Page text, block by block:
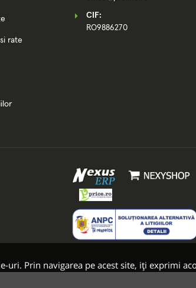
uri. Prin navigarea pe acest site, iți exprimi
rate
CIF:
RO9886270